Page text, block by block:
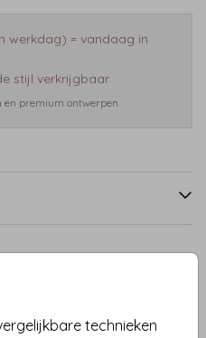
technieken
werkdag) = vandaag in
stijl verkrijgbaar
en premium ontwerpen